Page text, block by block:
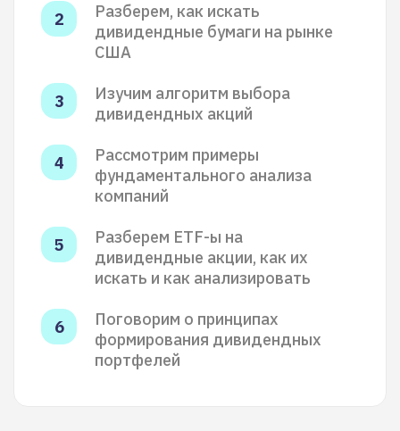
Разберем, как искать
дивидендные бумаги на рынке
США
Изучим алгоритм выбора
дивидендных акций
Рассмотрим примеры
фундаментального анализа
компаний
Разберем ETF-ы на
дивидендные акции, как их
искать и как анализировать
Поговорим о принципах
формирования дивидендных
портфелей